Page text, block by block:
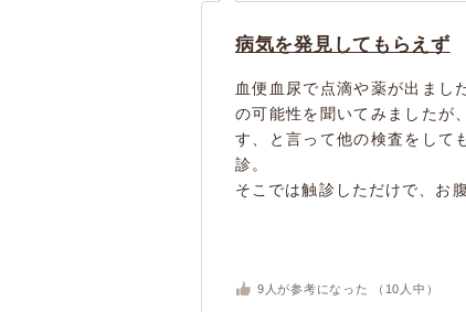
病気を発見してもらえず
血便血尿で点滴や薬が出まし
の可能性を聞いてみましたが
す、と言って他の検査をして
診。
そこでは触診しただけで、お
9 人が参考になった （ 10 人中）